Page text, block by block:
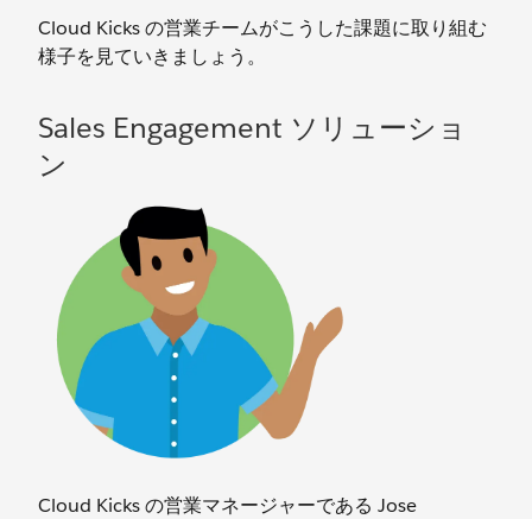
Cloud Kicks の営業チームがこうした課題に取り組む
様子を見ていきましょう。
Sales Engagement ソリューショ
ン
Cloud Kicks の営業マネージャーである Jose